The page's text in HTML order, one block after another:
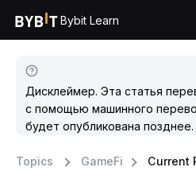
Bybit Learn
Дисклеймер. Эта статья
с помощью машинного
будет опубликована позднее.
Topics GameFi Current